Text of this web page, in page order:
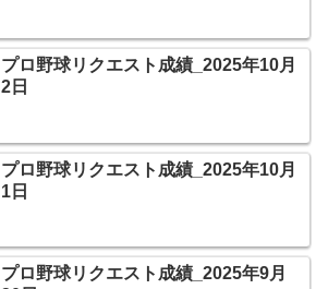
プロ野球リクエスト成績_2025年10月
2日
プロ野球リクエスト成績_2025年10月
1日
プロ野球リクエスト成績_2025年9月